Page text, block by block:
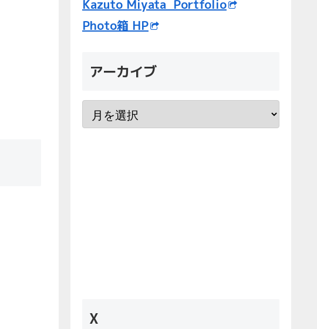
Kazuto Miyata Portfolio
Photo箱 HP
アーカイブ
X